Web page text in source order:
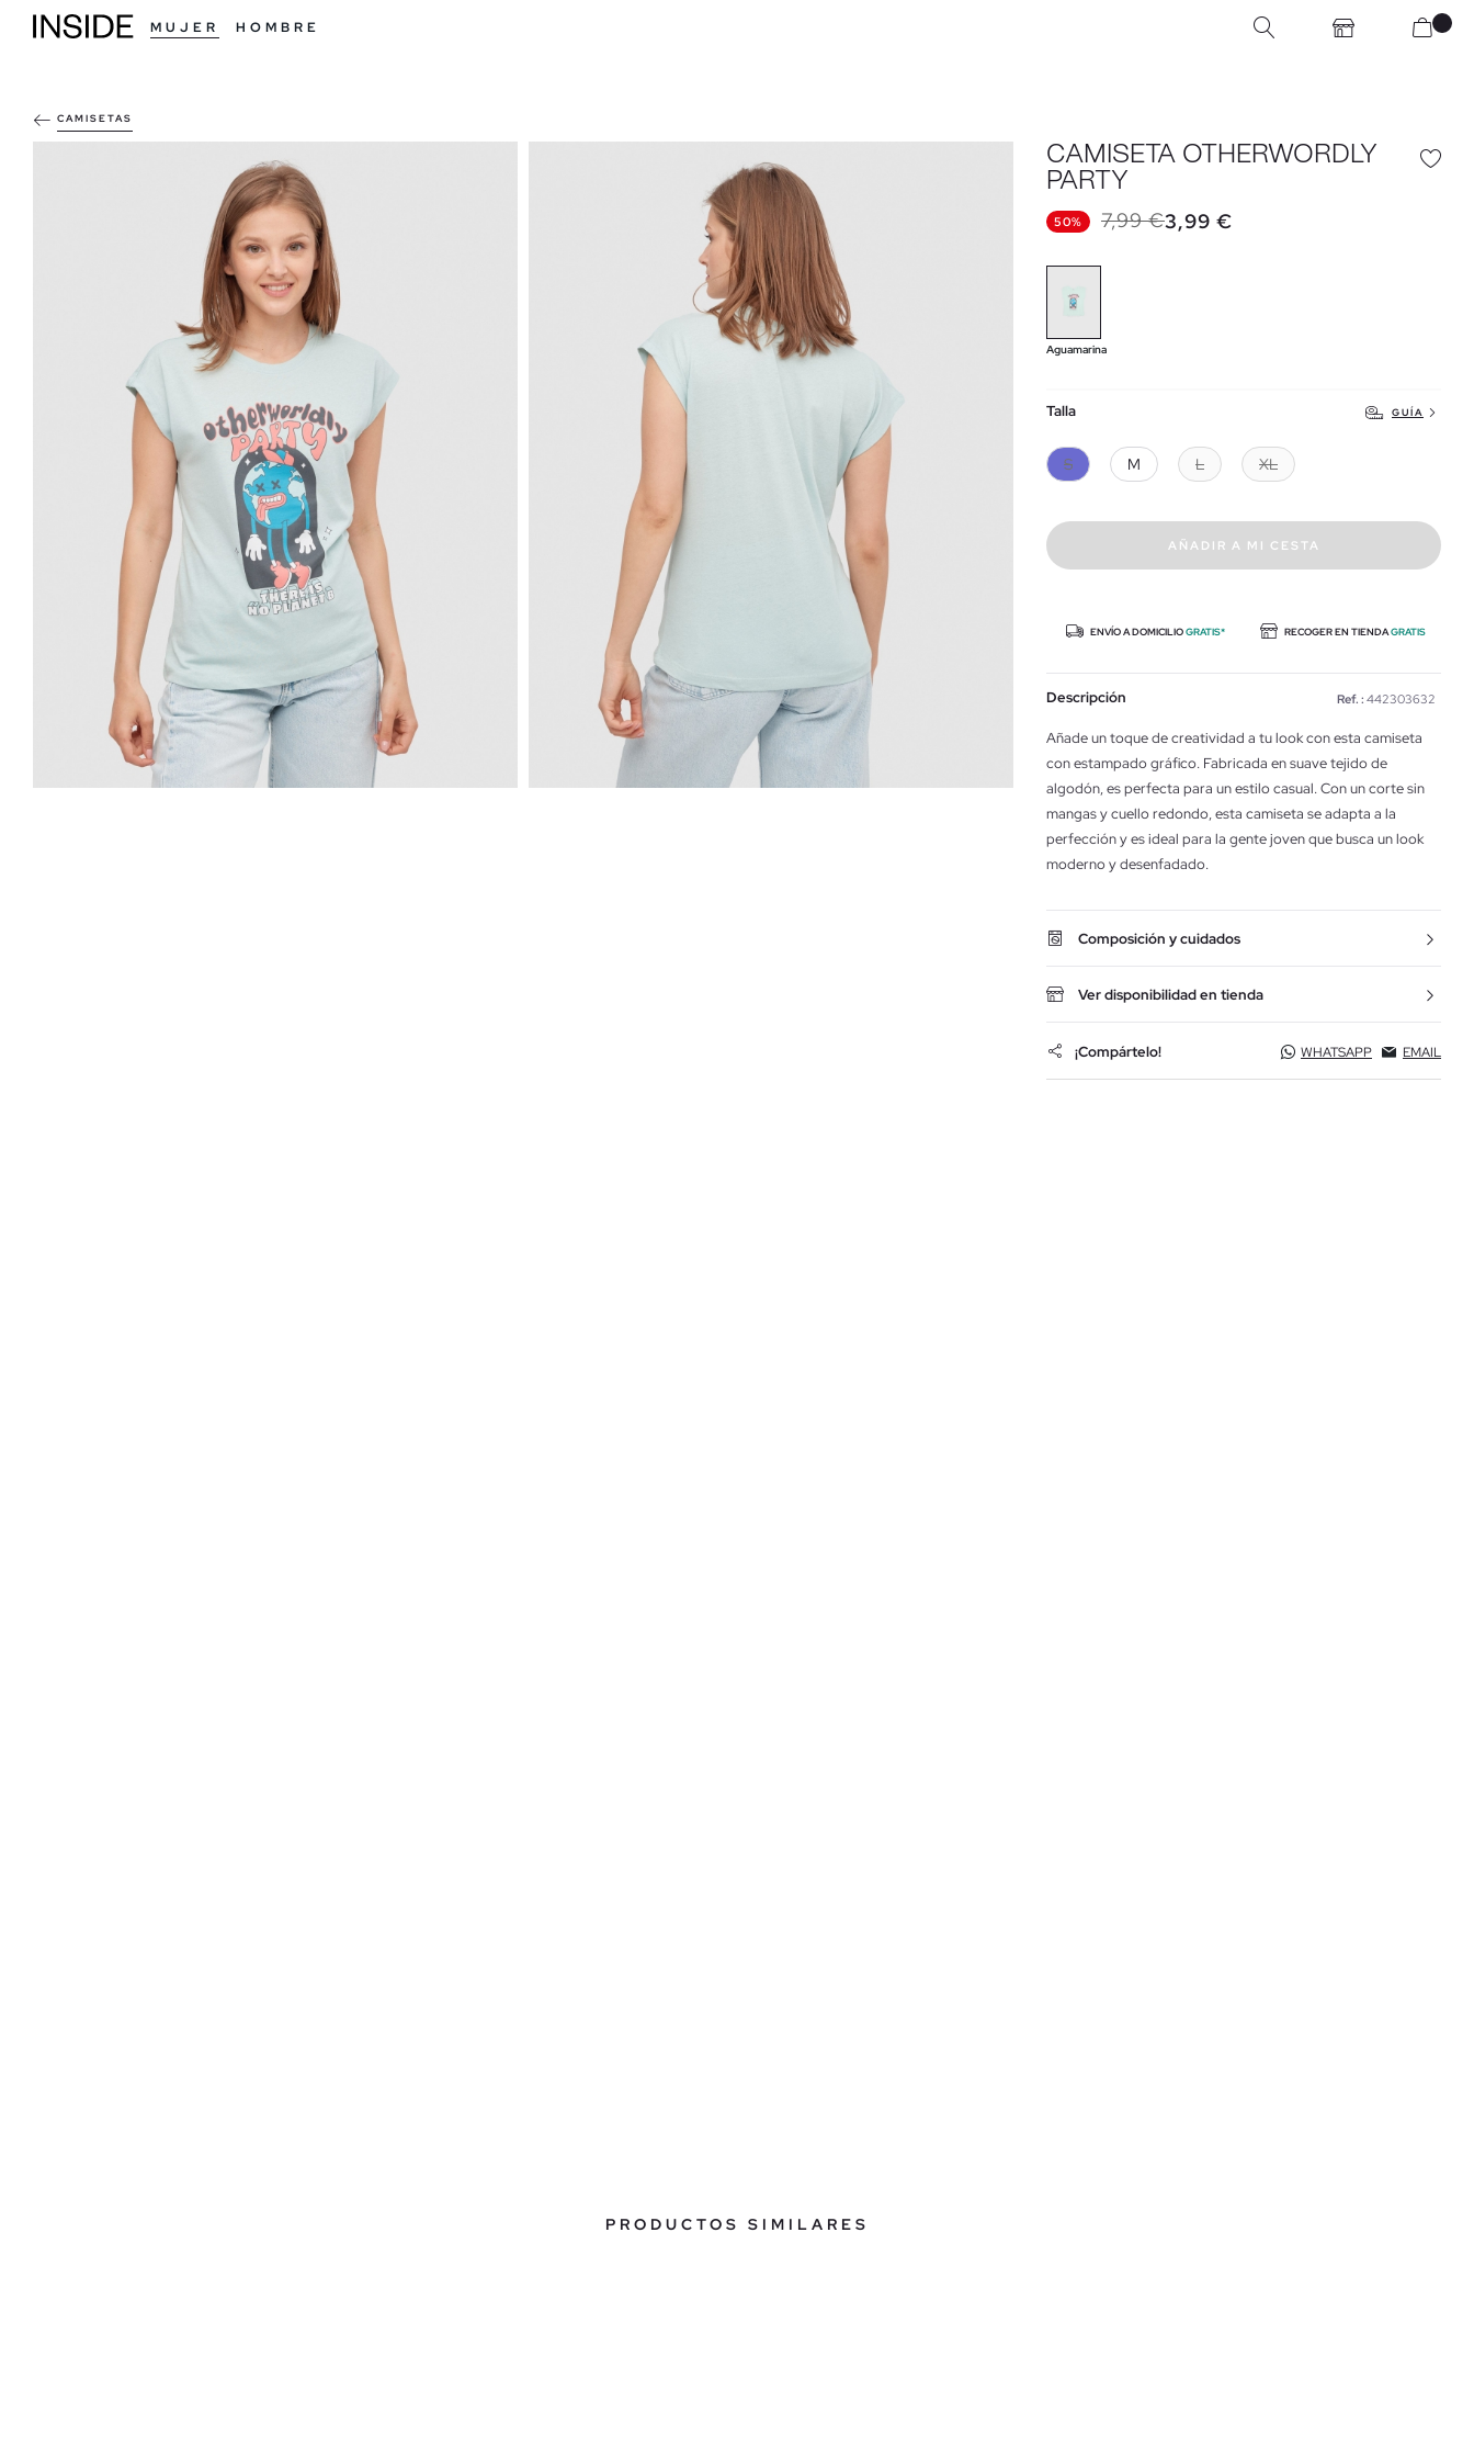
MUJER HOMBRE
CAMISETAS
CAMISETA OTHERWORDLY
PARTY
50% 7,99 €3,99 €
Aguamarina
Talla GUÍA
S M L XL
AÑADIR A MI CESTA
ENVÍO A DOMICILIOGRATIS* RECOGER EN TIENDAGRATIS
Descripción Ref. : 442303632
Añade un toque de creatividad a tu look con esta camiseta
con estampado gráfico. Fabricada en suave tejido de
algodón, es perfecta para un estilo casual. Con un corte sin
mangas y cuello redondo, esta camiseta se adapta a la
perfección y es ideal para la gente joven que busca un look
moderno y desenfadado.
Composición y cuidados
Ver disponibilidad en tienda
¡Compártelo! WHATSAPP EMAIL
PRODUCTOS SIMILARES